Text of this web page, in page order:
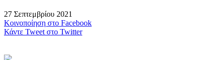
27 Σεπτεμβρίου 2021
Κοινοποίηση στο Facebook
Κάντε Tweet στο Twitter